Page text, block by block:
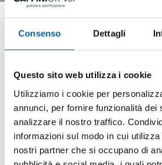
Consenso Dettagli
Questo sito web utilizza i cookie
Utilizziamo i cookie per
annunci, per fornire funzionalità dei
analizzare il nostro traffico.
informazioni sul modo in cui
nostri partner che si occupano di
Le
irivestimentiingres
inceramicasono sempre
abitazioni perché